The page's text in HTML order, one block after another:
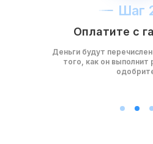
Шаг
Оплатите с
Деньги будут
того, как он выполнит